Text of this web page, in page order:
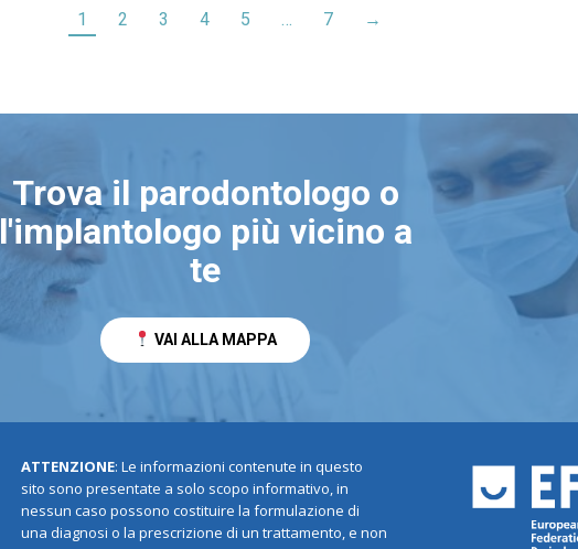
1 2 3 4 5 … 7 →
Trova il parodontologo o
l'implantologo più vicino a
te
VAI ALLA MAPPA
ATTENZIONE: Le informazioni contenute in questo
sito sono presentate a solo scopo informativo, in
nessun caso possono costituire la formulazione di
una diagnosi o la prescrizione di un trattamento, e non